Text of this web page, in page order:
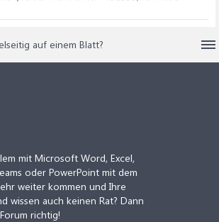
auf einem Blatt?
mit Microsoft Word, Excel,
oder PowerPoint mit dem
weiter kommen und Ihre
wissen auch keinen Rat? Dann
richtig!